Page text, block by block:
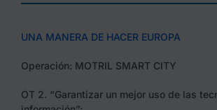
UNA MANERA DE HACER EUROPA
Operación: MOTRIL SMART CITY
OT 2. “Garantizar un mejor uso de las